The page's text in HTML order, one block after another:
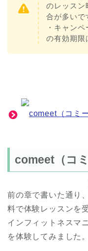
のレッスン
合が多いで
・キャン
の有効期限
comeet（コミ
comeet（コ
前の章で書いた通り、
料で体験レッスンを
インフィットネスマ
を体験してみました。